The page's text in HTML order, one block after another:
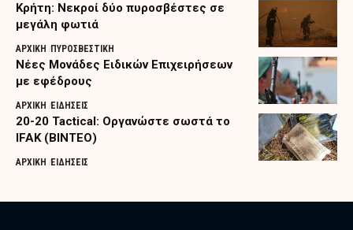
Κρήτη: Νεκροί δύο πυροσβέστες σε
μεγάλη φωτιά
ΑΡΧΙΚΗ ΠΥΡΟΣΒΕΣΤΙΚΗ
Nέες Μονάδες Ειδικών Επιχειρήσεων
με εφέδρους
ΑΡΧΙΚΗ ΕΙΔΗΣΕΙΣ
20-20 Tactical: Οργανώστε σωστά το
IFAK (ΒΙΝΤΕΟ)
ΑΡΧΙΚΗ ΕΙΔΗΣΕΙΣ